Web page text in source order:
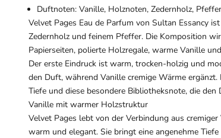
Duftnoten: Vanille, Holznoten, Zedernholz, Pfeffer
Velvet Pages Eau de Parfum von Sultan Essancy
Zedernholz und feinem Pfeffer. Die Komposition
Papierseiten, polierte Holzregale, warme Vanille
Der erste Eindruck ist warm, trocken-holzig und
den Duft, während Vanille cremige Wärme
Tiefe und diese besondere Bibliotheksnote, die
Vanille mit warmer Holzstruktur
Velvet Pages lebt von der Verbindung aus
warm und elegant. Sie bringt eine angenehme